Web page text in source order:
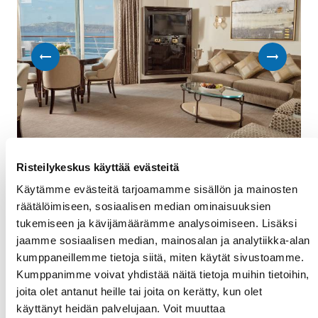
Risteilykeskus käyttää evästeitä
Käytämme evästeitä tarjoamamme sisällön ja mainosten
räätälöimiseen, sosiaalisen median ominaisuuksien
tukemiseen ja kävijämäärämme analysoimiseen. Lisäksi
jaamme sosiaalisen median, mainosalan ja analytiikka-alan
kumppaneillemme tietoja siitä, miten käytät sivustoamme.
Kumppanimme voivat yhdistää näitä tietoja muihin tietoihin,
joita olet antanut heille tai joita on kerätty, kun olet
käyttänyt heidän palvelujaan. Voit muuttaa
Seven Seas -sviitti
Seven Seas Suitessa on mukava ja muhkea
parisänky. Parvekesviittiin mahtuu korkeintaan
kolme henkilöä. Sviitissä on olohuone, tilava
makuuhuone, hyvin tilava parveke,
marmorikylpyhuone, täysikokoinen kylpyamme,
vaatehuone ja työpöytä. Seven Seas Suitessa